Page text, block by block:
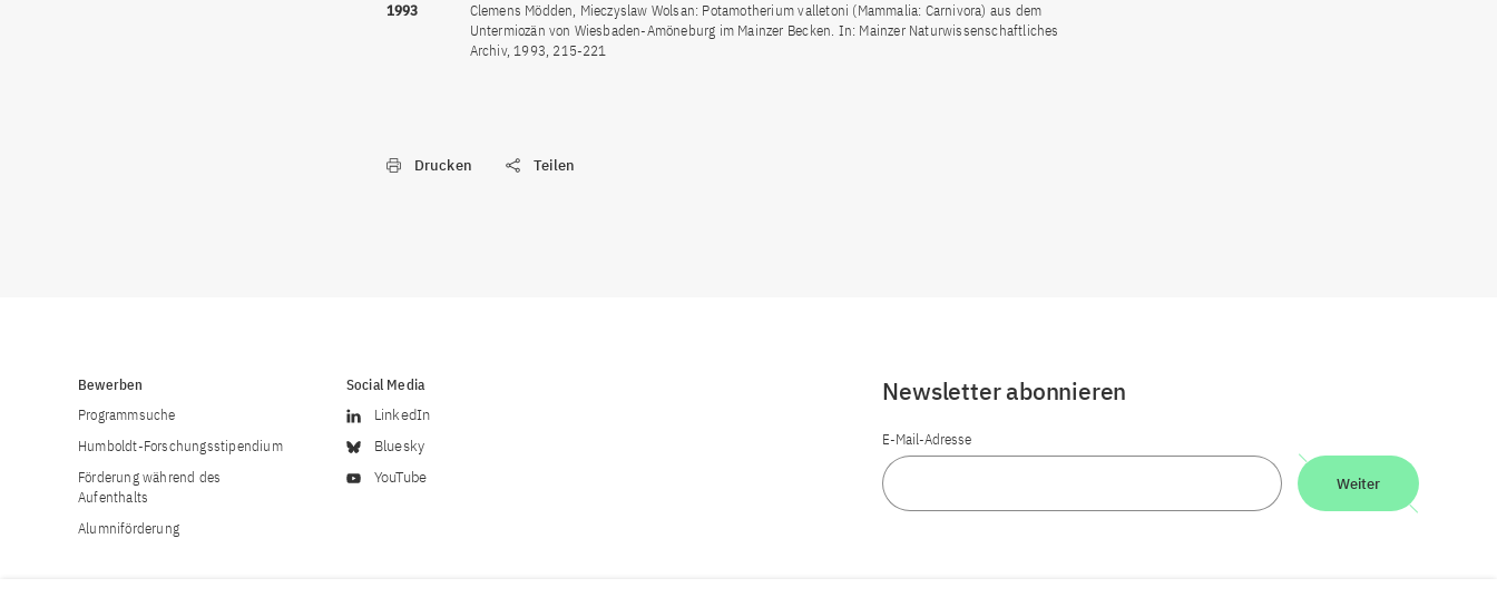
1993
Clemens Mödden, Mieczyslaw Wolsan: Potamotherium valletoni (Mammalia: Carnivora) aus dem
Untermiozän von Wiesbaden-Amöneburg im Mainzer Becken. In: Mainzer Naturwissenschaftliches
Archiv, 1993, 215-221
Drucken Teilen
Bewerben
Programmsuche
Humboldt-Forschungsstipendium
Förderung während des
Aufenthalts
Alumniförderung
Social Media
LinkedIn
Bluesky
YouTube
Newsletter abonnieren
E-Mail-Adresse
Weiter